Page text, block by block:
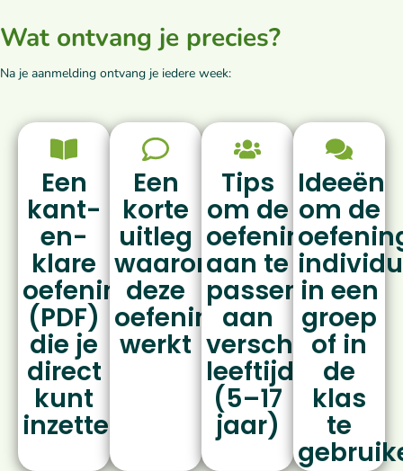
Wat ontvang je precies?
Na je aanmelding ontvang je iedere week:
Een
kant-
en-
klare
oefening
(PDF)
die je
direct
kunt
inzetten
Een
korte
uitleg
waarom
deze
oefening
werkt
Tips
om de
oefening
aan te
passen
aan
verschillende
leeftijden
(5–17
jaar)
Ideeën
om de
in een
groep
of in
de
klas
te